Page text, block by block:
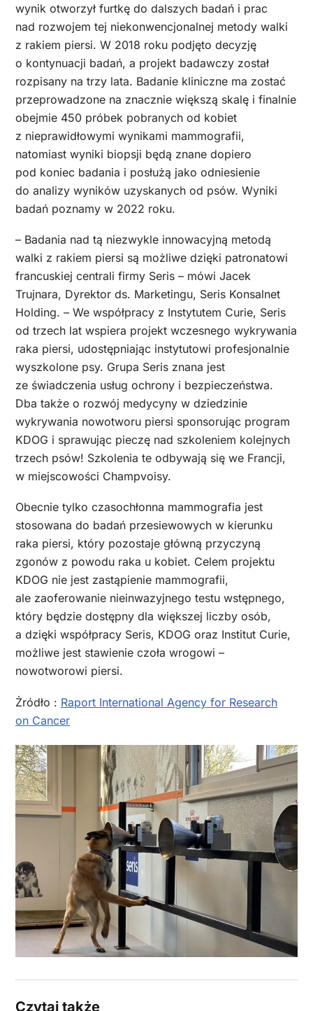
wynik otworzył furtkę do dalszych badań i prac
nad rozwojem tej niekonwencjonalnej metody walki
z rakiem piersi. W 2018 roku podjęto decyzję
o kontynuacji badań, a projekt badawczy został
rozpisany na trzy lata. Badanie kliniczne ma zostać
przeprowadzone na znacznie większą skalę i finalnie
obejmie 450 próbek pobranych od kobiet
z nieprawidłowymi wynikami mammografii,
natomiast wyniki biopsji będą znane dopiero
pod koniec badania i posłużą jako odniesienie
do analizy wyników uzyskanych od psów. Wyniki
badań poznamy w 2022 roku.
– Badania nad tą niezwykle innowacyjną metodą
walki z rakiem piersi są możliwe dzięki patronatowi
francuskiej centrali firmy Seris – mówi Jacek
Trujnara, Dyrektor ds. Marketingu, Seris Konsalnet
Holding. – We współpracy z Instytutem Curie, Seris
od trzech lat wspiera projekt wczesnego wykrywania
raka piersi, udostępniając instytutowi profesjonalnie
wyszkolone psy. Grupa Seris znana jest
ze świadczenia usług ochrony i bezpieczeństwa.
Dba także o rozwój medycyny w dziedzinie
wykrywania nowotworu piersi sponsorując program
KDOG i sprawując pieczę nad szkoleniem kolejnych
trzech psów! Szkolenia te odbywają się we Francji,
w miejscowości Champvoisy.
Obecnie tylko czasochłonna mammografia jest
stosowana do badań przesiewowych w kierunku
raka piersi, który pozostaje główną przyczyną
zgonów z powodu raka u kobiet. Celem projektu
KDOG nie jest zastąpienie mammografii,
ale zaoferowanie nieinwazyjnego testu wstępnego,
który będzie dostępny dla większej liczby osób,
a dzięki współpracy Seris, KDOG oraz Institut Curie,
możliwe jest stawienie czoła wrogowi –
nowotworowi piersi.
Żródło : Raport International Agency for Research
on Cancer
Czytaj także